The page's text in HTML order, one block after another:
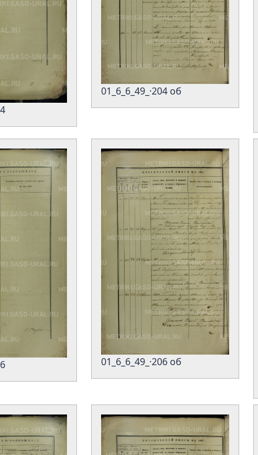
01_6_6_49_·204 об
01_6_6_49_·206 об